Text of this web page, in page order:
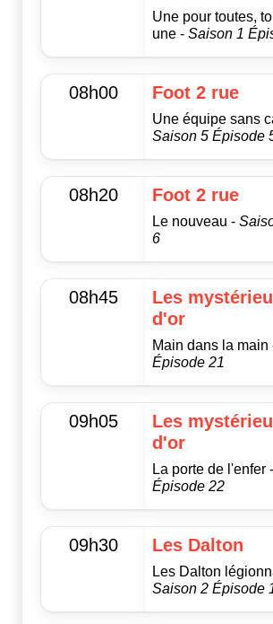
Une pour toutes,
une - Saison 1
08h00 Foot 2 rue
Une équipe sans
Saison 5 Épisode
08h20 Foot 2 rue
Le nouveau -
6
08h45
Les
d'or
Main dans la main
Épisode 21
09h05
Les
d'or
La porte de l'enfer -
Épisode 22
09h30 Les Dalton
Les Dalton
Saison 2 Épisode